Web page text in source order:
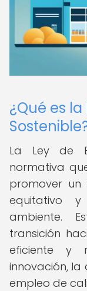
¿Qué es
La Ley de
normativa
promover un
equitativo
ambiente.
transición
eficiente y
innovación,
empleo de